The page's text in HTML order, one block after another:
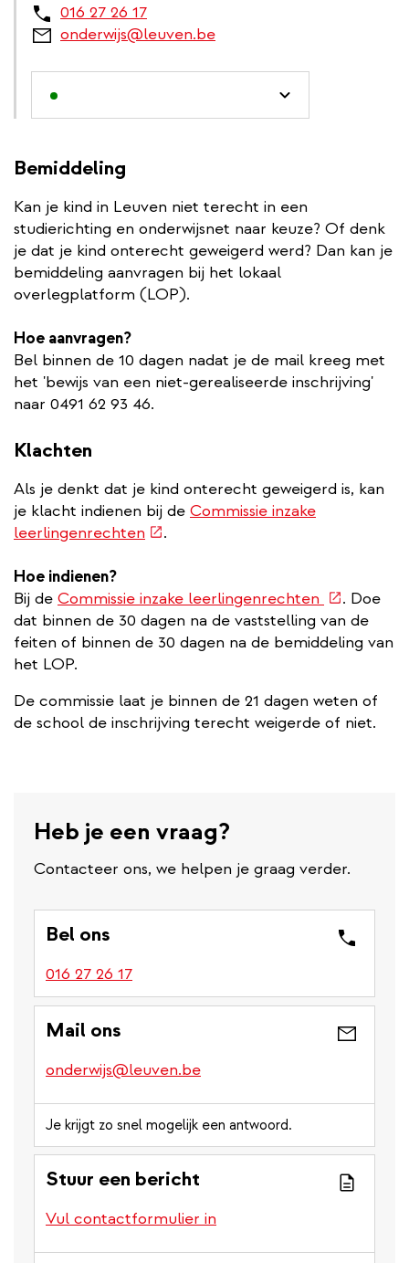
016 27 26 17
onderwijs@leuven.be
Bemiddeling
Kan je kind in Leuven niet terecht in een
studierichting en onderwijsnet naar keuze? Of denk
je dat je kind onterecht geweigerd werd? Dan kan je
bemiddeling aanvragen bij het lokaal
overlegplatform (LOP).
Hoe aanvragen?
Bel binnen de 10 dagen nadat je de mail kreeg met
het 'bewijs van een niet-gerealiseerde inschrijving'
naar 0491 62 93 46.
Klachten
Als je denkt dat je kind onterecht geweigerd is, kan
je klacht indienen bij de Commissie inzake
leerlingenrechten (externe
.
Hoe indienen?
Bij de Commissie inzake leerlingenrechten (externe
link)
. Doe
dat binnen de 30 dagen na de vaststelling van de
feiten of binnen de 30 dagen na de bemiddeling van
het LOP.
De commissie laat je binnen de 21 dagen weten of
de school de inschrijving terecht weigerde of niet.
Heb je een vraag?
Contacteer ons, we helpen je graag verder.
Bel ons
016 27 26 17
Mail ons
onderwijs@leuven.be
Je krijgt zo snel mogelijk een antwoord.
Stuur een bericht
Vul contactformulier in